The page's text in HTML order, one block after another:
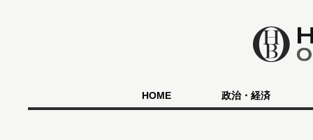
HOME 政治・経済